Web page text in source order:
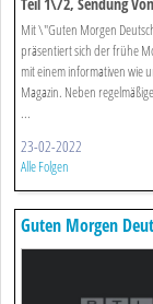
Teil 1\/2, Sendung
Mit \"Guten Morgen
präsentiert sich der frühe
mit einem informativen wie
Magazin. Neben
...
23-02-2022
Alle Folgen
Guten Morgen